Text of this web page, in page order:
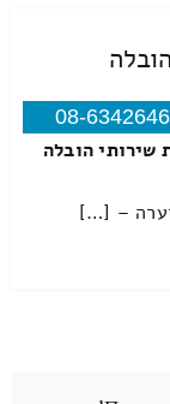
08-6342646
שירותי הובלה
– […]